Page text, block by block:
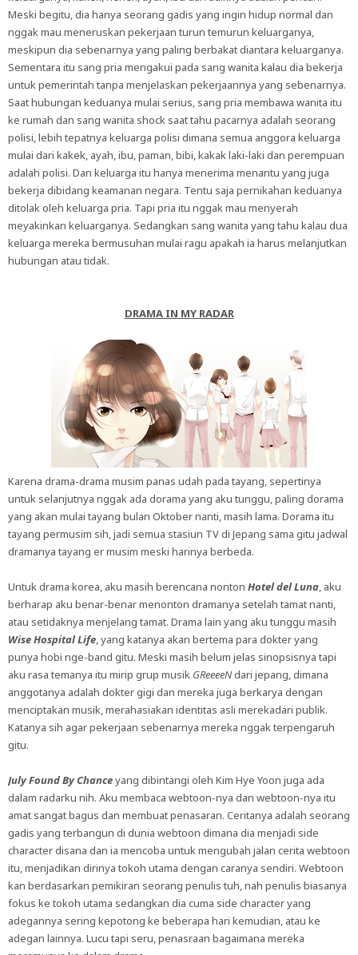
Meski begitu, dia hanya seorang gadis yang ingin hidup normal dan
nggak mau meneruskan pekerjaan turun temurun keluarganya,
meskipun dia sebenarnya yang paling berbakat diantara keluarganya.
Sementara itu sang pria mengakui pada sang wanita kalau dia bekerja
untuk pemerintah tanpa menjelaskan pekerjaannya yang sebenarnya.
Saat hubungan keduanya mulai serius, sang pria membawa wanita itu
ke rumah dan sang wanita shock saat tahu pacarnya adalah seorang
polisi, lebih tepatnya keluarga polisi dimana semua anggora keluarga
mulai dari kakek, ayah, ibu, paman, bibi, kakak laki-laki dan perempuan
adalah polisi. Dan keluarga itu hanya menerima menantu yang juga
bekerja dibidang keamanan negara. Tentu saja pernikahan keduanya
ditolak oleh keluarga pria. Tapi pria itu nggak mau menyerah
meyakinkan keluarganya. Sedangkan sang wanita yang tahu kalau dua
keluarga mereka bermusuhan mulai ragu apakah ia harus melanjutkan
hubungan atau tidak.
DRAMA IN MY RADAR
Karena drama-drama musim panas udah pada tayang, sepertinya
untuk selanjutnya nggak ada dorama yang aku tunggu, paling dorama
yang akan mulai tayang bulan Oktober nanti, masih lama. Dorama itu
tayang permusim sih, jadi semua stasiun TV di Jepang sama gitu jadwal
dramanya tayang er musim meski harinya berbeda.
Untuk drama korea, aku masih berencana nonton Hotel del Luna, aku
berharap aku benar-benar menonton dramanya setelah tamat nanti,
atau setidaknya menjelang tamat. Drama lain yang aku tunggu masih
Wise Hospital Life, yang katanya akan bertema para dokter yang
punya hobi nge-band gitu. Meski masih belum jelas sinopsisnya tapi
aku rasa temanya itu mirip grup musik GReeeeNdari jepang, dimana
anggotanya adalah dokter gigi dan mereka juga berkarya dengan
menciptakan musik, merahasiakan identitas asli merekadari publik.
Katanya sih agar pekerjaan sebenarnya mereka nggak terpengaruh
gitu.
July Found By Chanceyang dibintangi oleh Kim Hye Yoon juga ada
dalam radarku nih. Aku membaca webtoon-nya dan webtoon-nya itu
amat sangat bagus dan membuat penasaran. Ceritanya adalah seorang
gadis yang terbangun di dunia webtoon dimana dia menjadi side
character disana dan ia mencoba untuk mengubah jalan cerita webtoon
itu, menjadikan dirinya tokoh utama dengan caranya sendiri. Webtoon
kan berdasarkan pemikiran seorang penulis tuh, nah penulis biasanya
fokus ke tokoh utama sedangkan dia cuma side character yang
adegannya sering kepotong ke beberapa hari kemudian, atau ke
adegan lainnya. Lucu tapi seru, penasraan bagaimana mereka